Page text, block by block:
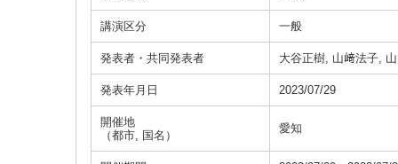
講演区分 一般
発表者・共同発表者 大谷正樹, 山﨑法子,
発表年月日 2023/07/29
開催地
（都市, 国名）
愛知